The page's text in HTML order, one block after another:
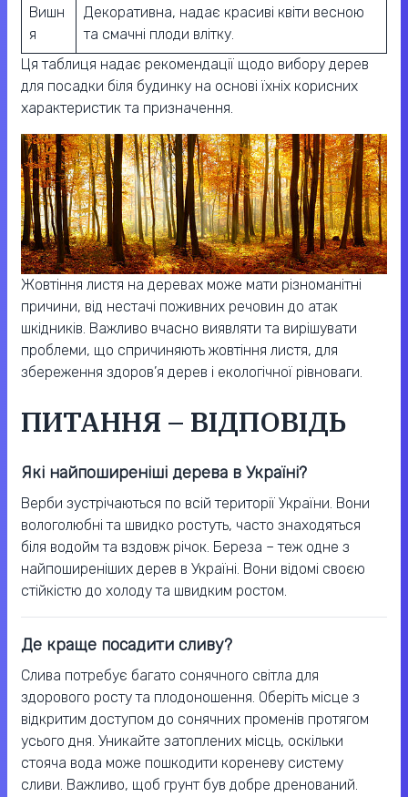
Вишн
я
Декоративна, надає красиві квіти весною
та смачні плоди влітку.
Ця таблиця надає рекомендації щодо вибору дерев
для посадки біля будинку на основі їхніх корисних
характеристик та призначення.
Жовтіння листя на деревах може мати різноманітні
причини, від нестачі поживних речовин до атак
шкідників. Важливо вчасно виявляти та вирішувати
проблеми, що спричиняють жовтіння листя, для
збереження здоров’я дерев і екологічної рівноваги.
ПИТАННЯ – ВІДПОВІДЬ
Які найпоширеніші дерева в Україні?
Верби зустрічаються по всій території України. Вони
вологолюбні та швидко ростуть, часто знаходяться
біля водойм та вздовж річок. Береза – теж одне з
найпоширеніших дерев в Україні. Вони відомі своєю
стійкістю до холоду та швидким ростом.
Де краще посадити сливу?
Слива потребує багато сонячного світла для
здорового росту та плодоношення. Оберіть місце з
відкритим доступом до сонячних променів протягом
усього дня. Уникайте затоплених місць, оскільки
стояча вода може пошкодити кореневу систему
сливи. Важливо, щоб грунт був добре дренований.